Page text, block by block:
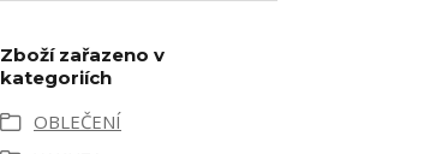
Zboží zařazeno v
kategoriích
OBLEČENÍ